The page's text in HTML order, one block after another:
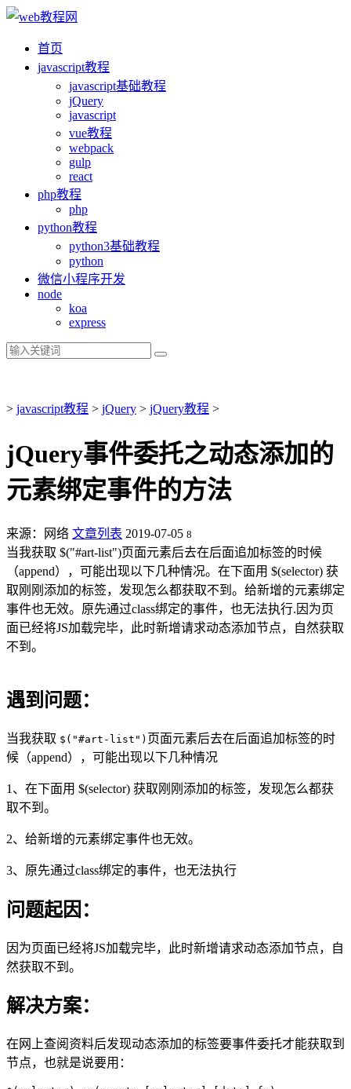
首页
javascript教程
javascript基础教程
jQuery
javascript
vue教程
webpack
gulp
react
php教程
php
python教程
python3基础教程
python
微信小程序开发
node
koa
express
> javascript教程 > jQuery > jQuery教程 >
jQuery事件委托之动态添加的
元素绑定事件的方法
来源：网络 文章列表 2019-07-05 8
当我获取 $("#art-list")页面元素后去在后面追加标签的时候
（append），可能出现以下几种情况。在下面用 $(selector) 获
取刚刚添加的标签，发现怎么都获取不到。给新增的元素绑定
事件也无效。原先通过class绑定的事件，也无法执行.因为页
面已经将JS加载完毕，此时新增请求动态添加节点，自然获取
不到。
遇到问题：
当我获取 $("#art-list") 页面元素后去在后面追加标签的时
候（append），可能出现以下几种情况
1、在下面用 $(selector) 获取刚刚添加的标签，发现怎么都获
取不到。
2、给新增的元素绑定事件也无效。
3、原先通过class绑定的事件，也无法执行
问题起因：
因为页面已经将JS加载完毕，此时新增请求动态添加节点，自
然获取不到。
解决方案：
在网上查阅资料后发现动态添加的标签要事件委托才能获取到
节点，也就是说要用：